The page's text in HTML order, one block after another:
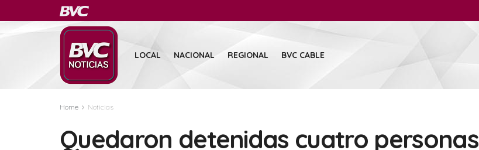
LOCAL NACIONAL REGIONAL BVC CABLE
Home Noticias
Quedaron detenidas cuatro personas